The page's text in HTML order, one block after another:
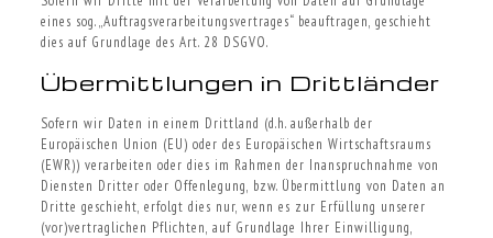
eines sog. „Auftragsverarbeitungsvertrages“ beauftragen, geschieht
dies auf Grundlage des Art. 28 DSGVO.
Übermittlungen in Drittländer
Sofern wir Daten in einem Drittland (d.h. außerhalb der
Europäischen Union (EU) oder des Europäischen Wirtschaftsraums
(EWR)) verarbeiten oder dies im Rahmen der Inanspruchnahme von
Diensten Dritter oder Offenlegung, bzw. Übermittlung von Daten an
Dritte geschieht, erfolgt dies nur, wenn es zur Erfüllung unserer
(vor)vertraglichen Pflichten, auf Grundlage Ihrer Einwilligung,